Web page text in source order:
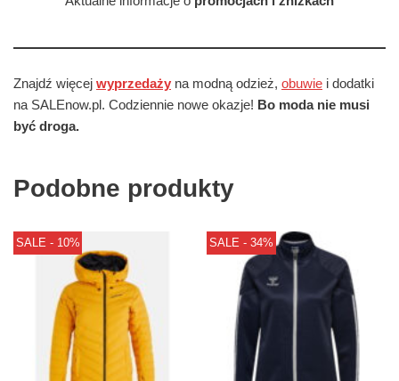
Znajdź więcej wyprzedaży na modną odzież, obuwie i dodatki
na SALEnow.pl. Codziennie nowe okazje! Bo moda nie musi
być droga.
Podobne produkty
SALE - 10% SALE - 34%